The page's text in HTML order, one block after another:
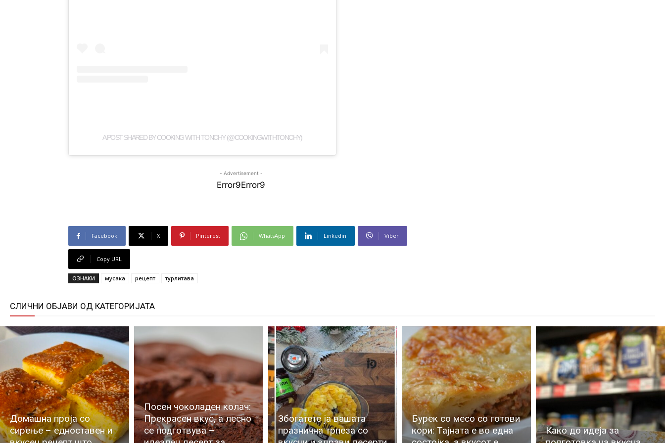
A POST SHARED BY COOKING WITH TONCHY (@COOKINGWITHTONCHY)
- Advertisement -
Error9Error9
Facebook X Pinterest WhatsApp Linkedin Viber
Copy URL
ОЗНАКИ мусака рецепт турлитава
СЛИЧНИ ОБЈАВИ ОД КАТЕГОРИЈАТА
Домашна проја со
сирење – едноставен и
Посен чоколаден колач:
Прекрасен вкус, а лесно
се подготвува –
Збогатете ја вашата
празнична трпеза со
Бурек со месо со готови
кори: Тајната е во една
Како до идеја за